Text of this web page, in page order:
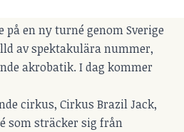
på en ny turné genom Sverige
av spektakulära nummer,
akrobatik. I dag kommer
cirkus, Cirkus Brazil Jack,
som sträcker sig från